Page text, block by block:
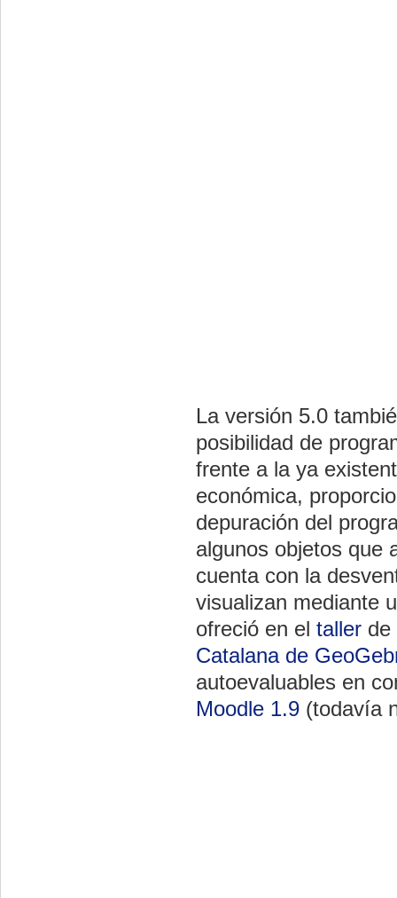
La versión 5.0
posibilidad de
frente a la ya
económica,
depuración del
algunos objetos que
cuenta con la
visualizan mediante
ofreció en el taller de
Catalana de
autoevaluables en
Moodle 1.9 (todavía